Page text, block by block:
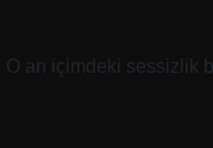
O an içimdeki sessizlik